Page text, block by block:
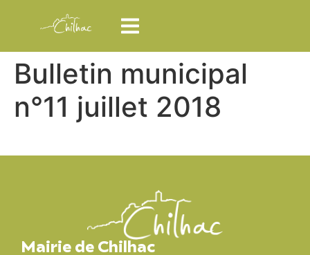
Bulletin municipal
n°11 juillet 2018
Mairie de Chilhac